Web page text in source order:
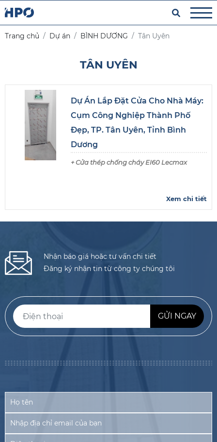
Trang chủ Dự án BÌNH DƯƠNG Tân Uyên
TÂN UYÊN
Dự Án Lắp Đặt Cửa Cho Nhà Máy:
Cụm Công Nghiệp Thành Phố
Đẹp, TP. Tân Uyên, Tỉnh Bình
Dương
+ Cửa thép chống cháy EI60 Lecmax
Xem chi tiết
Nhận báo giá hoặc tư vấn chi tiết
Đăng ký nhận tin từ công ty chúng tôi